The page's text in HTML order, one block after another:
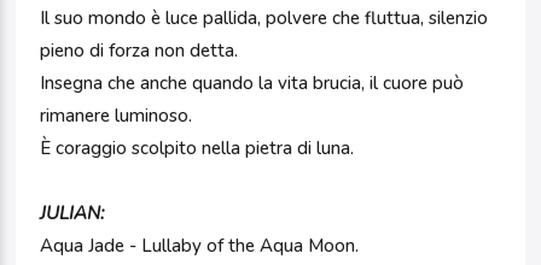
Il suo mondo è luce pallida, polvere che fluttua, silenzio
pieno di forza non detta.
Insegna che anche quando la vita brucia, il cuore può
rimanere luminoso.
È coraggio scolpito nella pietra di luna.
JULIAN:
Aqua Jade - Lullaby of the Aqua Moon.